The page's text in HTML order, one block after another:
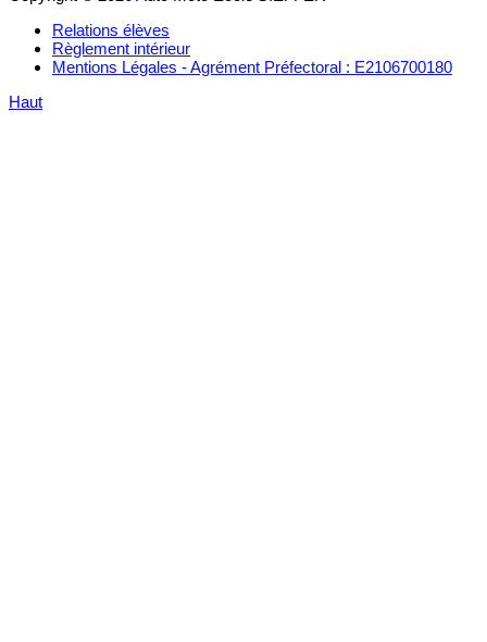
Relations élèves
Règlement intérieur
Mentions Légales - Agrément Préfectoral : E2106700180
Haut